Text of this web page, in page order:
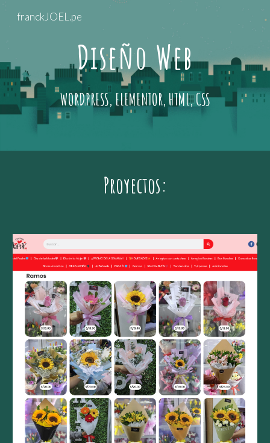
Skip to main content
franckJOEL.pe
Diseño Web
WORDPRESS, ELEMENTOR, HTML, CSS
Proyectos: